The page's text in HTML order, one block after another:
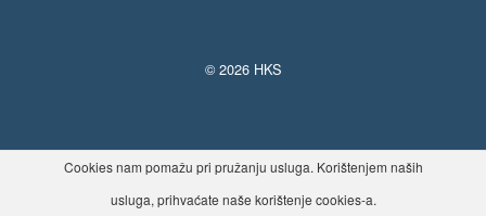
© 2026 HKS
Cookies nam pomažu pri pružanju usluga. Korištenjem naših
usluga, prihvaćate naše korištenje cookies-a.